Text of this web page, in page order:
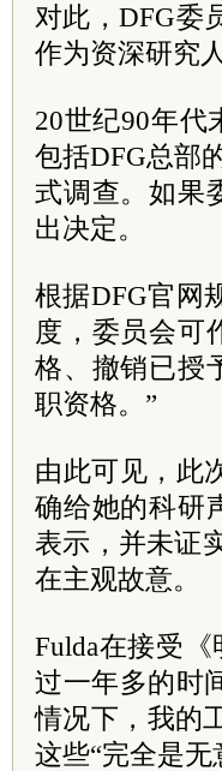
对此，DFG委
作为资深研究
20世纪90年代
包括DFG总部
式调查。如果
出决定。
根据DFG官网
度，委员会可
格、撤销已授
职资格。”
由此可见，此
确给她的科研
表示，并未证
在主观故意。
Fulda在接受
过一年多的时
情况下，我的
这些“完全是无